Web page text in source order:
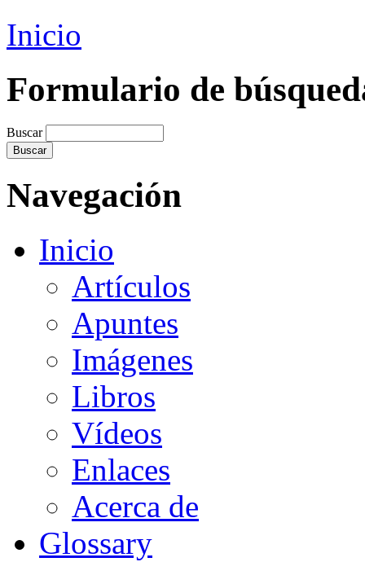
Inicio
Formulario de
Buscar
Navegación
Inicio
Artículos
Apuntes
Imágenes
Libros
Vídeos
Enlaces
Acerca de
Glossary